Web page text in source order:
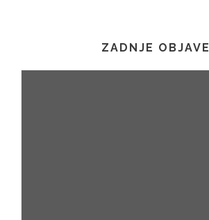
ZADNJE OBJAVE